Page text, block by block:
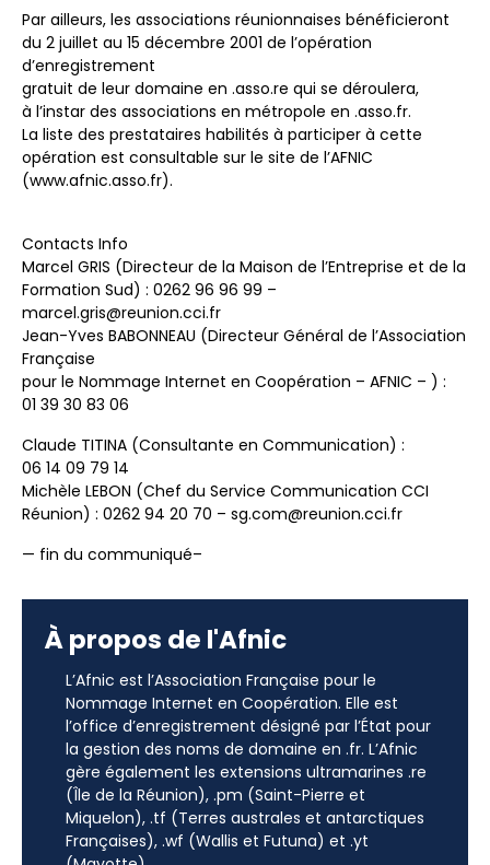
Par ailleurs, les associations réunionnaises bénéficieront
du 2 juillet au 15 décembre 2001 de l’opération
d’enregistrement
gratuit de leur domaine en .asso.re qui se déroulera,
à l’instar des associations en métropole en .asso.fr.
La liste des prestataires habilités à participer à cette
opération est consultable sur le site de l’AFNIC
(www.afnic.asso.fr).
Contacts Info
Marcel GRIS (Directeur de la Maison de l’Entreprise et de la
Formation Sud) : 0262 96 96 99 –
marcel.gris@reunion.cci.fr
Jean-Yves BABONNEAU (Directeur Général de l’Association
Française
pour le Nommage Internet en Coopération – AFNIC – ) :
01 39 30 83 06
Claude TITINA (Consultante en Communication) :
06 14 09 79 14
Michèle LEBON (Chef du Service Communication CCI
Réunion) : 0262 94 20 70 – sg.com@reunion.cci.fr
— fin du communiqué–
À propos de l'Afnic
L’Afnic est l’Association Française pour le
Nommage Internet en Coopération. Elle est
l’office d’enregistrement désigné par l’État pour
la gestion des noms de domaine en .fr. L’Afnic
gère également les extensions ultramarines .re
(Île de la Réunion), .pm (Saint-Pierre et
Miquelon), .tf (Terres australes et antarctiques
Françaises), .wf (Wallis et Futuna) et .yt